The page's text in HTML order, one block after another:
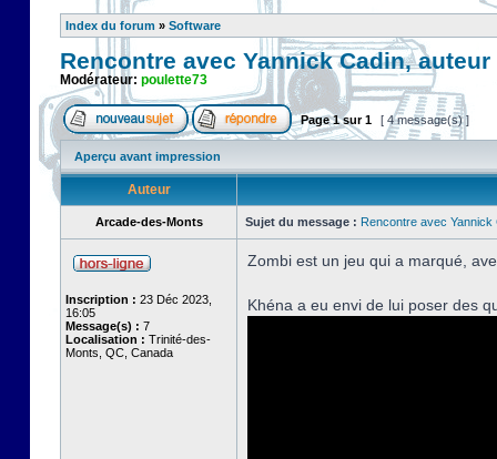
Index du forum » Software
Rencontre avec Yannick Cadin,
Modérateur: poulette73
Page1sur1 [ 4 message(s) ]
Aperçu avant impression
Auteur
Arcade-des-Monts Sujet du message : Rencontre avec Yannick
Inscription : 23 Déc 2023,
16:05
Message(s) : 7
Localisation : Trinité-des-
Monts, QC, Canada
Zombi est un jeu qui a marqué,
Khéna a eu envi de lui poser des